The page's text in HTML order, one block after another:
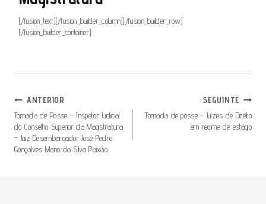
[/fusion_text][/fusion_builder_column][/fusion_builder_row]
[/fusion_builder_container]
Navegação
De
Artigos
ANTERIOR
Tomada de Posse – Inspetor Judicial
do Conselho Superior da Magistratura
– Juiz Desembargador José Pedro
Gonçalves Mano da Silva Paixão
SEGUINTE
Tomada de posse – Juízes de Direito
em regime de estágio